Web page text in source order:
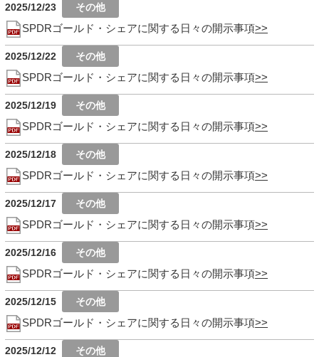
2025/12/23
SPDRゴールド・シェアに関する日々の開示事項
2025/12/22
SPDRゴールド・シェアに関する日々の開示事項
2025/12/19
SPDRゴールド・シェアに関する日々の開示事項
2025/12/18
SPDRゴールド・シェアに関する日々の開示事項
2025/12/17
SPDRゴールド・シェアに関する日々の開示事項
2025/12/16
SPDRゴールド・シェアに関する日々の開示事項
2025/12/15
SPDRゴールド・シェアに関する日々の開示事項
2025/12/12